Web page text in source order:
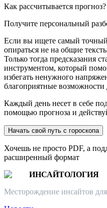
Как рассчитывается прогноз?
Получите персональный
Если вы ищете самый
опираться не на общие
Только тогда предсказания
инструментом, который
избегать ненужного
благоприятные возможности
Каждый день несет в себе
помощью прогноза и
Начать свой путь с гороскопа
Хочешь не просто PDF, а
расширенный формат
ИНСАЙТОЛОГИЯ
Месторождение инсайтов